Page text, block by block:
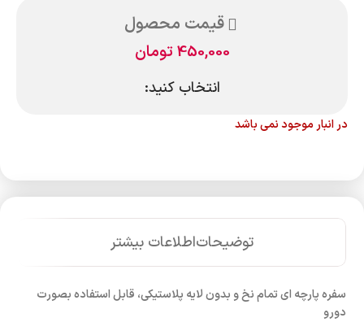
قیمت محصول
450,000تومان
انتخاب کنید:
در انبار موجود نمی باشد
توضیحاتاطلاعات بیشتر
سفره پارچه ای تمام نخ و بدون لایه پلاستیکی، قابل استفاده بصورت
دورو